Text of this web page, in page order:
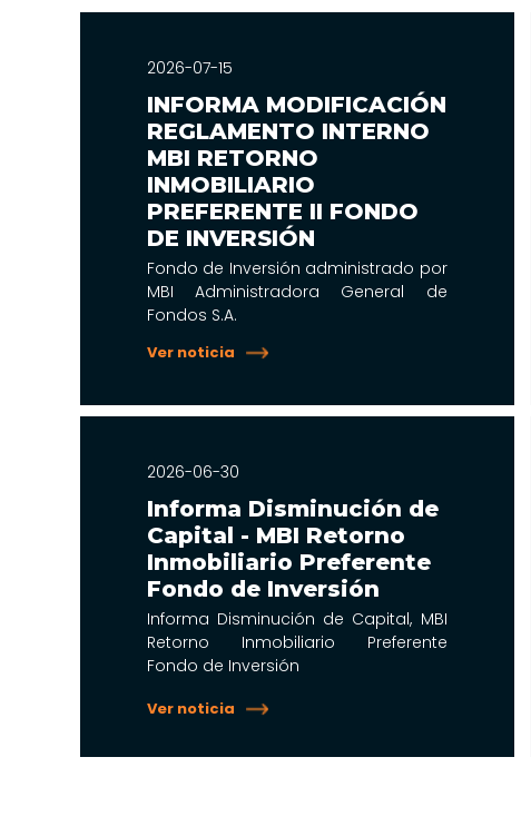
2026-07-15
INFORMA MODIFICACIÓN
REGLAMENTO INTERNO
MBI RETORNO
INMOBILIARIO
PREFERENTE II FONDO
DE INVERSIÓN
Fondo de Inversión administrado por
MBI Administradora General de
Fondos S.A.
Ver noticia
2026-06-30
Informa Disminución de
Capital - MBI Retorno
Inmobiliario Preferente
Fondo de Inversión
Informa Disminución de Capital, MBI
Retorno Inmobiliario Preferente
Fondo de Inversión
Ver noticia